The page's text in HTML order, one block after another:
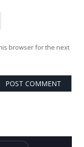
browser for the next